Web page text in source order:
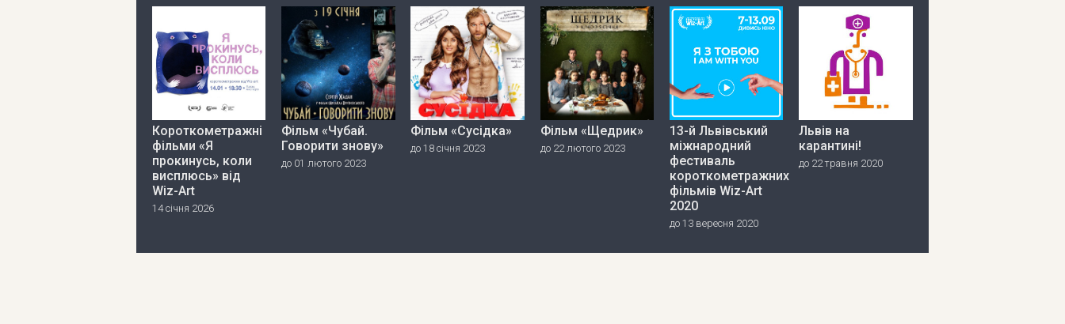
Короткометражні
фільми «Я
прокинусь, коли
висплюсь» від
Wiz-Art
14 січня 2026
Фільм «Чубай.
Говорити знову»
до 01 лютого 2023
Фільм «Сусідка»
до 18 січня 2023
Фільм «Щедрик»
до 22 лютого 2023
13-й Львівський
міжнародний
фестиваль
короткометражних
фільмів Wiz-Art
2020
до 13 вересня 2020
Львів на
карантині!
до 22 травня 2020